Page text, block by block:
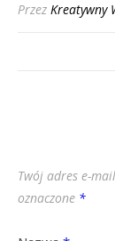
Przez Kreatywny
Twój adres e-
oznaczone *